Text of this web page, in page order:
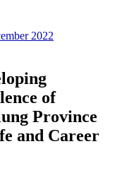
2022
of
Province
and Career